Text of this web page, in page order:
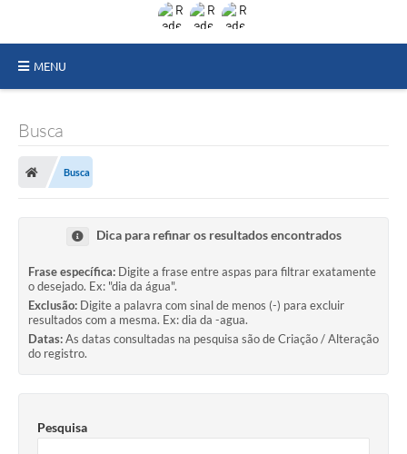
MENU
Meio Ambiente
EDOB
Transparência
Serviços
Visite Barbacena
Divulgação de Vagas SEDUC
Servidor
Busca
Busca
Dica para refinar os resultados encontrados
Frase específica: Digite a frase entre aspas para filtrar exatamente
o desejado. Ex: "dia da água".
Exclusão: Digite a palavra com sinal de menos (-) para excluir
resultados com a mesma. Ex: dia da -agua.
Datas:As datas consultadas na pesquisa são de Criação / Alteração
do registro.
Pesquisa